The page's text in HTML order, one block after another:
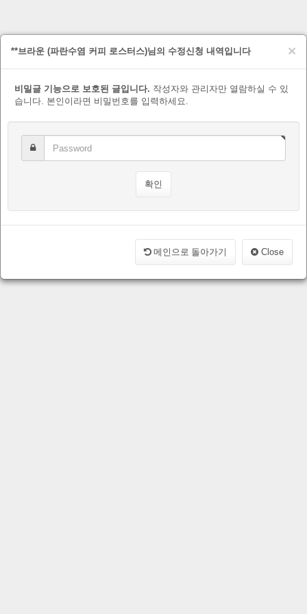
×
**브라운 (파란수염 커피 로스터스)님의 수정신청 내역입니다
비밀글 기능으로 보호된 글입니다. 작성자와 관리자만 열람하실 수 있
습니다. 본인이라면 비밀번호를 입력하세요.
메인으로 돌아가기 Close